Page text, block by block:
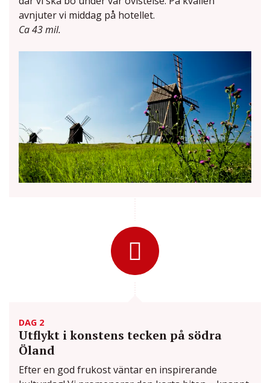
avnjuter vi middag på hotellet.
Ca 43 mil.
DAG 2
Utflykt i konstens tecken på södra
Öland
Efter en god frukost väntar en inspirerande